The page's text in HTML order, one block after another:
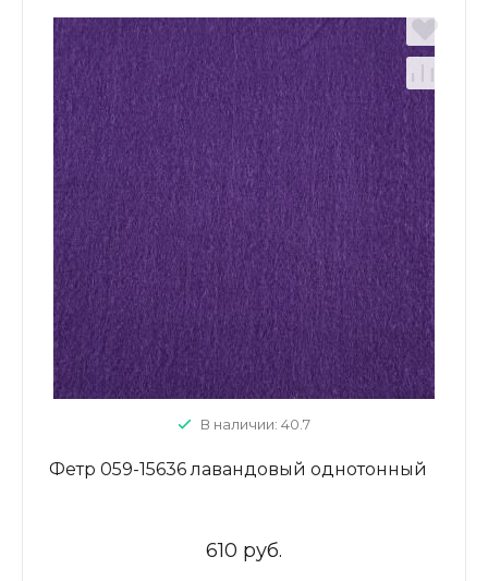
В наличии: 40.7
Фетр 059-15636 лавандовый однотонный
610 руб.